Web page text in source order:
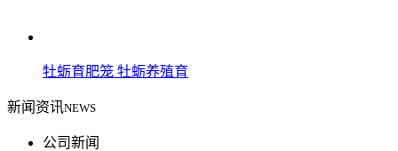
牡蛎育肥笼 牡蛎养殖育
新闻资讯NEWS
公司新闻